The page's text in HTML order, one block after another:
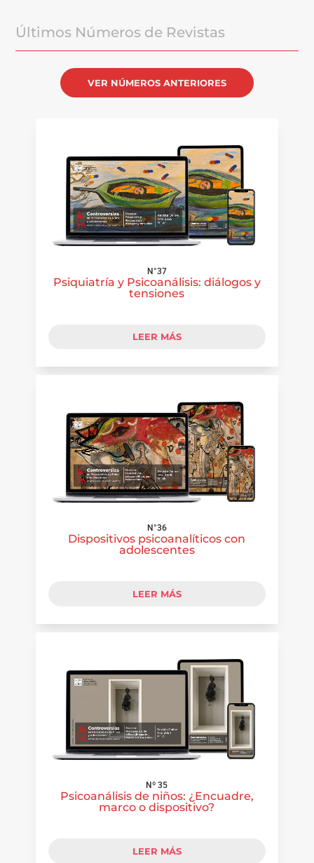
Últimos Números de Revistas
VER NÚMEROS ANTERIORES
N°37
Psiquiatría y Psicoanálisis: diálogos y
tensiones
LEER MÁS
N°36
Dispositivos psicoanalíticos con
adolescentes
LEER MÁS
Nº 35
Psicoanálisis de niños: ¿Encuadre,
marco o dispositivo?
LEER MÁS